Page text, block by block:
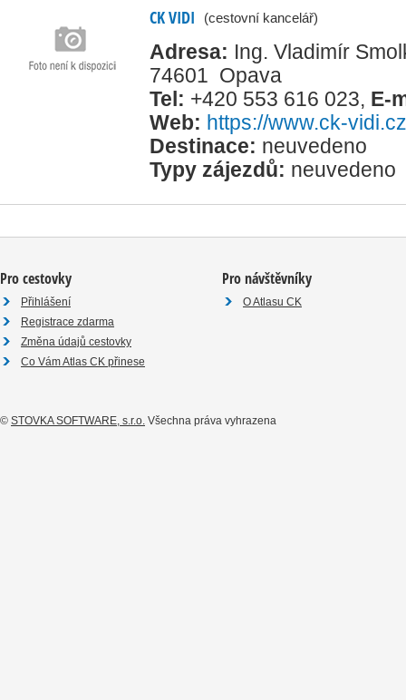
CK VIDI (cestovní kancelář)
Adresa: Ing. Vladimír
74601 Opava
Tel: +420 553 616 023, E-
Web: https://www.ck-vidi.cz
Destinace: neuvedeno
Typy zájezdů: neuvedeno
Pro cestovky
Přihlášení
Registrace zdarma
Změna údajů cestovky
Co Vám Atlas CK přinese
Pro návštěvníky
O Atlasu CK
© STOVKA SOFTWARE, s.r.o. Všechna práva vyhrazena